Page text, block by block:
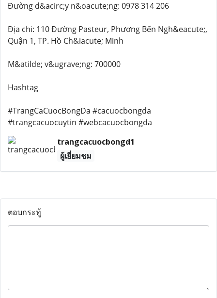
Đường d&acirc;y n&oacute;ng: 0978 314 206
Địa chi: 110 Đường Pasteur, Phương Bến Ngh&eacute;,
Quận 1, TP. Hồ Ch&iacute; Minh
M&atilde; v&ugrave;ng: 700000
Hashtag
#TrangCaCuocBongDa #cacuocbongda
#trangcacuocuytin #webcacuocbongda
trangcacuocbongd1
ผู้เยี่ยมชม
ตอบกระทู้